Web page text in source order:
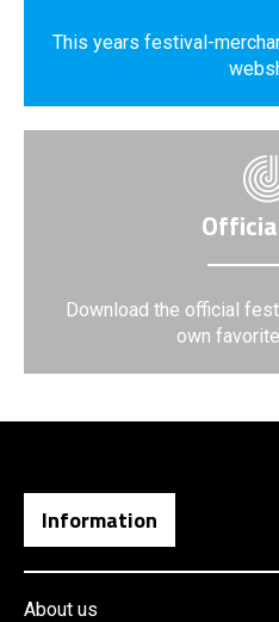
This years festival-
Download the official
own
Information
About us